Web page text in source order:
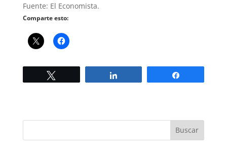
Fuente: El Economista.
Comparte esto: